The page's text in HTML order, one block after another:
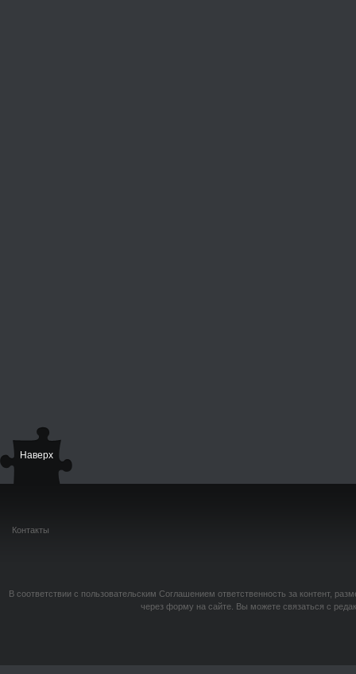
Наверх
Контакты
В соответствии с пользовательским Соглашением ответственность за контент,
через форму на сайте. Вы можете связаться с